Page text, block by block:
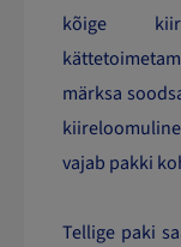
kõige
märksa
vajab pakki
Tellige paki